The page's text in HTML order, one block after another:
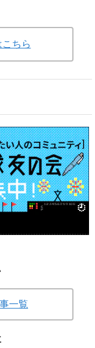
ちら
一覧